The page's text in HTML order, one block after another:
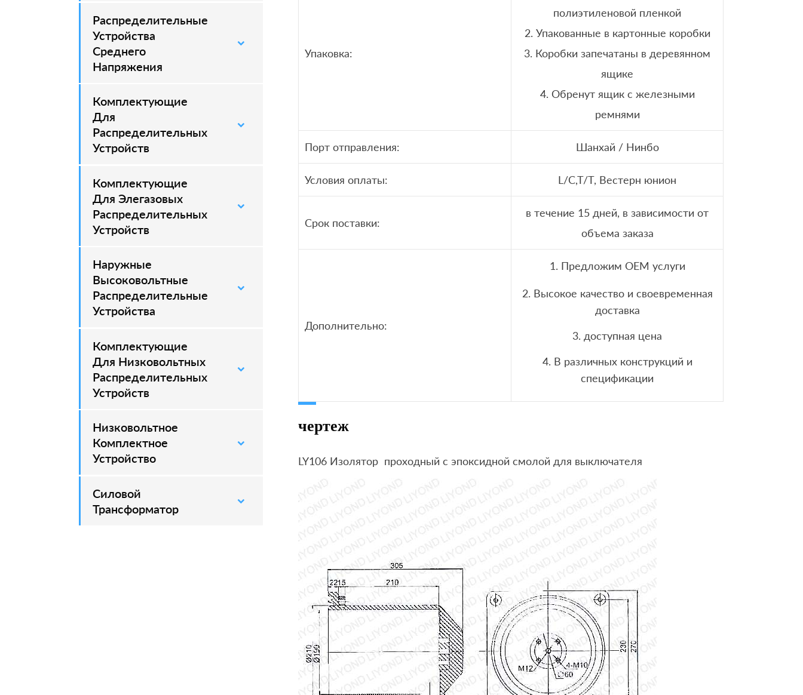
Распределительные
Устройства
Среднего
Напряжения
–
Комплектующие
Для
Распределительных
Устройств
–
Комплектующие
Для Элегазовых
Распределительных
Устройств
–
Наружные
Высоковольтные
Распределительные
Устройства
–
Комплектующие
Для Низковольтных
Распределительных
Устройств
Низковольтное
Комплектное
Устройство
Силовой
Трансформатор
–
Упаковка:
полиэтиленовой пленкой
2. Упакованные в картонные коробки
3. Коробки запечатаны в деревянном
ящике
4. Обренут ящик с железными
ремнями
Порт отправления: Шанхай / Нинбо
Условия оплаты: L/C,T/T, Вестерн юнион
Срок поставки:
в течение 15 дней, в зависимости от
объема заказа
Дополнительно:
1. Предложим OEM услуги
2. Высокое качество и своевременная
доставка
3. доступная цена
4. В различных конструкций и
спецификации
чертеж
LY106 Изолятор проходный с эпоксидной смолой для выключателя